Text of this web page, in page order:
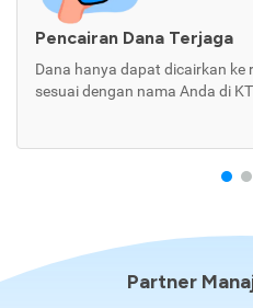
Pencairan Dana Terjaga
Dana hanya dapat dicairkan ke
sesuai dengan nama Anda di
Partner